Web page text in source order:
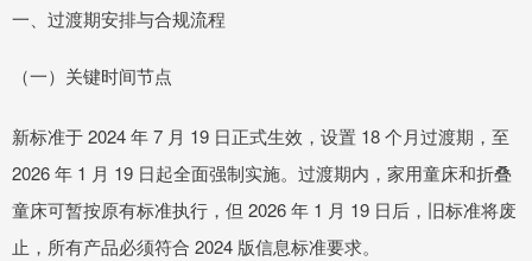
一、过渡期安排与合规流程
（一）关键时间节点
新标准于 2024 年 7 月 19 日正式生效，设置 18 个月过渡期，至
2026 年 1 月 19 日起全面强制实施。过渡期内，家用童床和折叠
童床可暂按原有标准执行，但 2026 年 1 月 19 日后，旧标准将废
止，所有产品必须符合 2024 版信息标准要求。